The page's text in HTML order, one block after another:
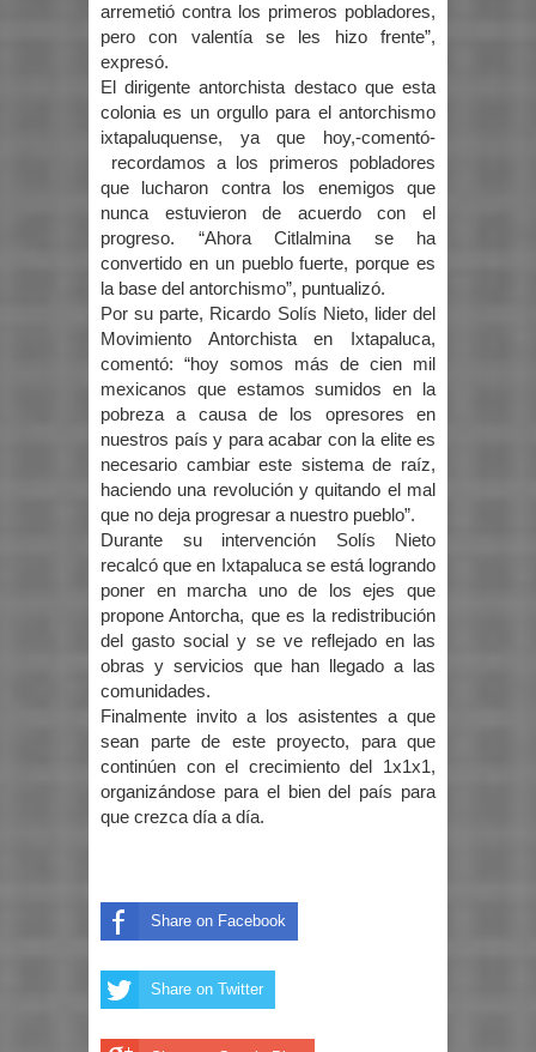
arremetió contra los primeros pobladores,
pero con valentía se les hizo frente”,
expresó.
El dirigente antorchista destaco que esta
colonia es un orgullo para el antorchismo
ixtapaluquense, ya que hoy,-comentó-
recordamos a los primeros pobladores
que lucharon contra los enemigos que
nunca estuvieron de acuerdo con el
progreso. “Ahora Citlalmina se ha
convertido en un pueblo fuerte, porque es
la base del antorchismo”, puntualizó.
Por su parte, Ricardo Solís Nieto, lider del
Movimiento Antorchista en Ixtapaluca,
comentó: “hoy somos más de cien mil
mexicanos que estamos sumidos en la
pobreza a causa de los opresores en
nuestros país y para acabar con la elite es
necesario cambiar este sistema de raíz,
haciendo una revolución y quitando el mal
que no deja progresar a nuestro pueblo”.
Durante su intervención Solís Nieto
recalcó que en Ixtapaluca se está logrando
poner en marcha uno de los ejes que
propone Antorcha, que es la redistribución
del gasto social y se ve reflejado en las
obras y servicios que han llegado a las
comunidades.
Finalmente invito a los asistentes a que
sean parte de este proyecto, para que
continúen con el crecimiento del 1x1x1,
organizándose para el bien del país para
que crezca día a día.
Share on Facebook
Share on Twitter